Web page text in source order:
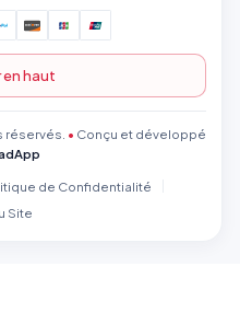
en haut
réservés. • Conçu et développé
de Confidentialité
Site